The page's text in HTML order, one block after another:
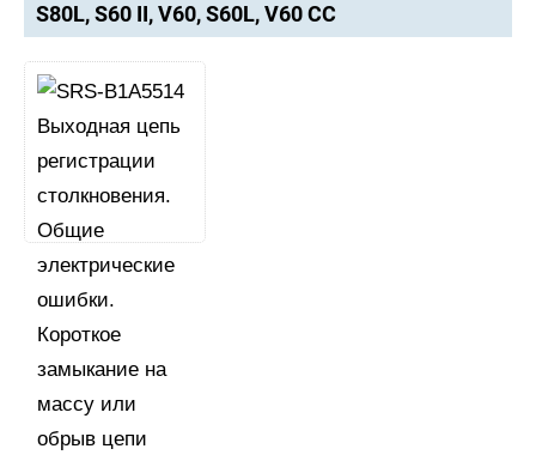
S80L, S60 II, V60, S60L, V60 CC